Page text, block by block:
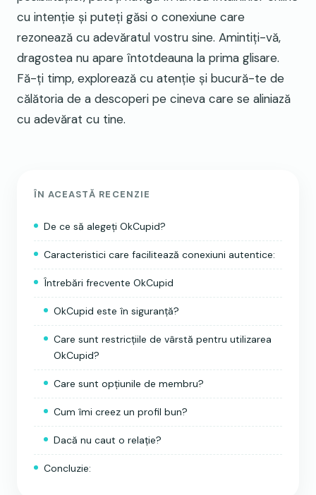
cu intenție și puteți găsi o conexiune care
rezonează cu adevăratul vostru sine. Amintiți-vă,
dragostea nu apare întotdeauna la prima glisare.
Fă-ți timp, explorează cu atenție și bucură-te de
călătoria de a descoperi pe cineva care se aliniază
cu adevărat cu tine.
ÎN ACEASTĂ RECENZIE
De ce să alegeți OkCupid?
Caracteristici care facilitează conexiuni autentice:
Întrebări frecvente OkCupid
OkCupid este în siguranță?
Care sunt restricțiile de vârstă pentru utilizarea
OkCupid?
Care sunt opțiunile de membru?
Cum îmi creez un profil bun?
Dacă nu caut o relație?
Concluzie: